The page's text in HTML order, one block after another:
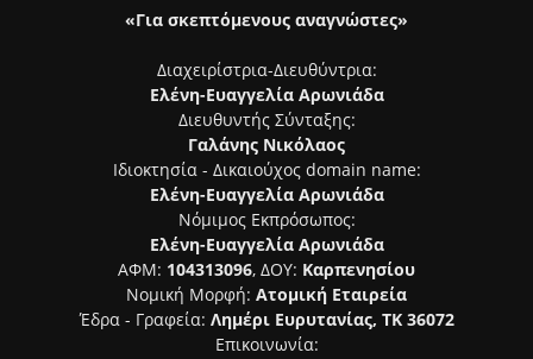
«Για σκεπτόμενους αναγνώστες»
Διαχειρίστρια-Διευθύντρια:
Ελένη-Ευαγγελία Αρωνιάδα
Διευθυντής Σύνταξης:
Γαλάνης Νικόλαος
Ιδιοκτησία - Δικαιούχος domain name:
Ελένη-Ευαγγελία Αρωνιάδα
Νόμιμος Εκπρόσωπος:
Ελένη-Ευαγγελία Αρωνιάδα
ΑΦΜ: 104313096, ΔΟΥ: Καρπενησίου
Νομική Μορφή: Ατομική Εταιρεία
Έδρα - Γραφεία: Λημέρι Ευρυτανίας, ΤΚ 36072
Επικοινωνία: